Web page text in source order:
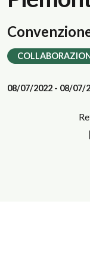
08/07/2022 - 08/07/